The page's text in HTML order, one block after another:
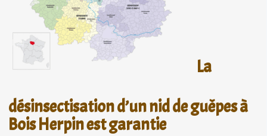
La
désinsectisation d’un nid de guêpes à
Bois Herpin est garantie